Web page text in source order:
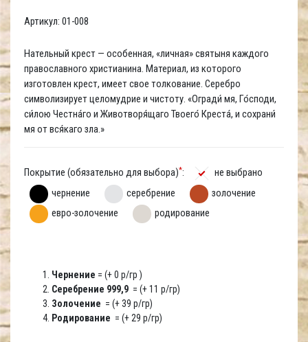
Артикул: 01-008
Нательный крест — особенная, «личная» святыня каждого
православного христианина. Материал, из которого
изготовлен крест, имеет свое толкование. Серебро
символизирует целомудрие и чистоту. «Огради́ мя, Го́споди,
си́лою Честна́го и Животворя́щаго Твоего́ Креста́, и сохрани́
мя от вся́каго зла.»
Покрытие (обязательно для выбора)*:
не выбрано
чернение
серебрение
золочение
евро-золочение
родирование
Чернение = (+ 0 р/гр )
Серебрение 999,9 = (+ 11 р/гр)
Золочение = (+ 39 р/гр)
Родирование = (+ 29 р/гр)